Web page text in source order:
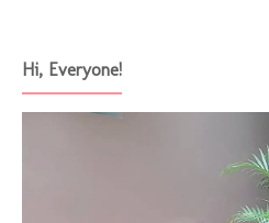
Hi, Everyone!